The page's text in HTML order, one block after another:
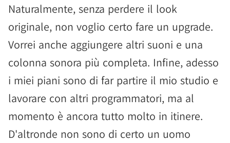
Naturalmente, senza perdere il look
originale, non voglio certo fare un upgrade.
Vorrei anche aggiungere altri suoni e una
colonna sonora più completa. Infine, adesso
i miei piani sono di far partire il mio studio e
lavorare con altri programmatori, ma al
momento è ancora tutto molto in itinere.
D'altronde non sono di certo un uomo